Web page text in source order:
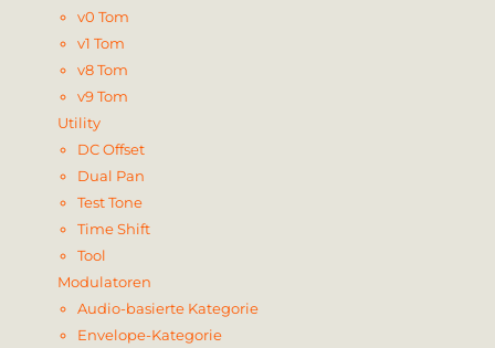
v0 Tom
v1 Tom
v8 Tom
v9 Tom
Utility
DC Offset
Dual Pan
Test Tone
Time Shift
Tool
Modulatoren
Audio-basierte Kategorie
Envelope-Kategorie